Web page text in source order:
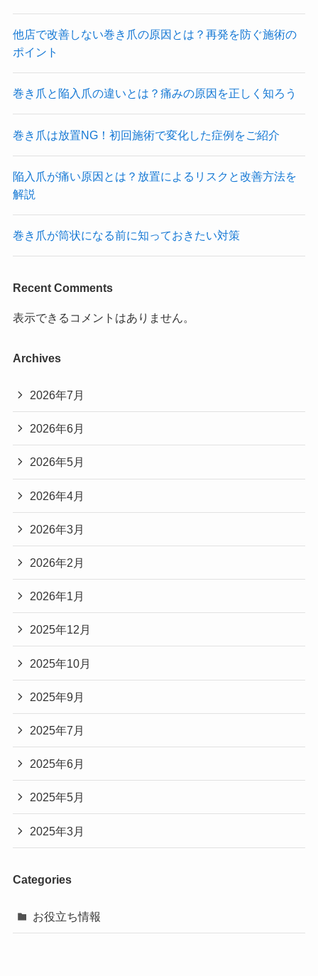
他店で改善しない巻き爪の原因とは？再発を防ぐ施術の
ポイント
巻き爪と陥入爪の違いとは？痛みの原因を正しく知ろう
巻き爪は放置NG！初回施術で変化した症例をご紹介
陥入爪が痛い原因とは？放置によるリスクと改善方法を
解説
巻き爪が筒状になる前に知っておきたい対策
Recent Comments
表示できるコメントはありません。
Archives
2026年7月
2026年6月
2026年5月
2026年4月
2026年3月
2026年2月
2026年1月
2025年12月
2025年10月
2025年9月
2025年7月
2025年6月
2025年5月
2025年3月
Categories
お役立ち情報